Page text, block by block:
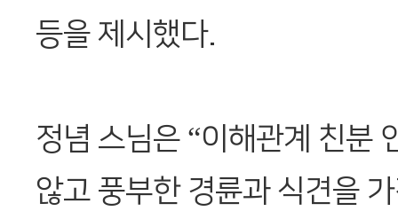
등을 제시했다.
정념 스님은 “이해관계 친분
않고 풍부한 경륜과 식견을